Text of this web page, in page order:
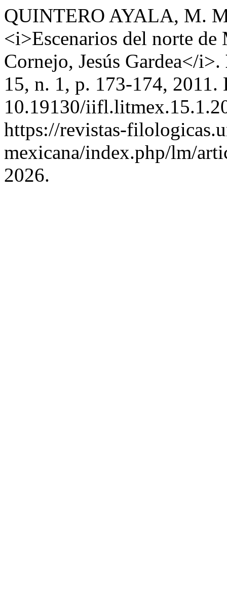
QUINTERO AYALA, M.
<i>Escenarios del norte
Cornejo, Jesús Gardea</i>.
15, n. 1, p. 173-174, 2011.
10.19130/
https://revistas-
mexicana/index.php/lm/
2026.